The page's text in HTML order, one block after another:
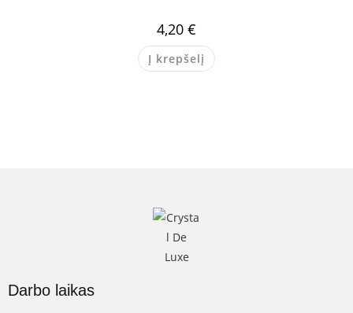
4,20 €
Į krepšelį
Darbo laikas